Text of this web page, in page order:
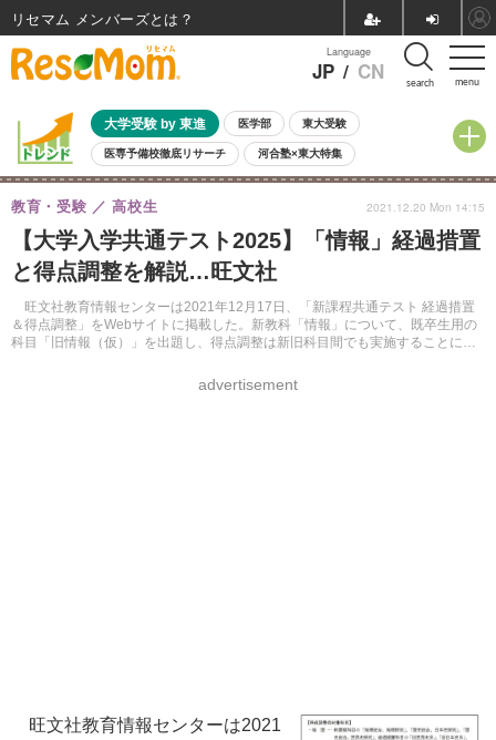
menu
Language
JP / CN search
大学受験 by 東進 医学部 東大受験
医専予備校徹底リサーチ 河合塾×東大特集
親子で考える大学選び 高校受験 中学受験 小学校受験
共通テスト 夏休み
8月開催イベント・WS 全国公立高校 過去問 人気記事
自由研究教材（小学生向け） 自由研究教材（中学生向け）
【大学入学共通テスト2025】「情報」経過措置
と得点調整を解説…旺文社
旺文社教育情報センターは2021年12月17日、「新課程共通テスト 経過措置
＆得点調整」をWebサイトに掲載した。新教科「情報」について、既卒生用の
科目「旧情報（仮）」を出題し、得点調整は新旧科目間でも実施することにな
教育・受験 高校生
advertisement
2021.12.20 Mon 14:15
旺文社教育情報センターは2021
リセマム メンバーズ